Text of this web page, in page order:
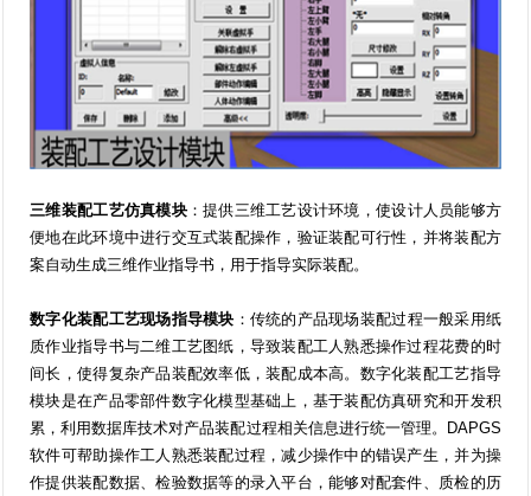
三维装配工艺仿真模块：提供三维工艺设计环境，使设计人员能够方
便地在此环境中进行交互式装配操作，验证装配可行性，并将装配方
案自动生成三维作业指导书，用于指导实际装配。
数字化装配工艺现场指导模块 ：传统的产品现场装配过程一般采用纸
质作业指导书与二维工艺图纸，导致装配工人熟悉操作过程花费的时
间长，使得复杂产品装配效率低，装配成本高。数字化装配工艺指导
模块是在产品零部件数字化模型基础上，基于装配仿真研究和开发积
累，利用数据库技术对产品装配过程相关信息进行统一管理。DAPGS
软件可帮助操作工人熟悉装配过程，减少操作中的错误产生，并为操
作提供装配数据、检验数据等的录入平台，能够对配套件、质检的历